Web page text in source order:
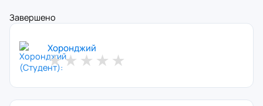
Завершено
Хоронджий
★★ ★ ★ ★